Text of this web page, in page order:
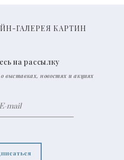
ГАЛЕРЕЯ КАРТИН
на рассылку
выставках, новостях и акциях